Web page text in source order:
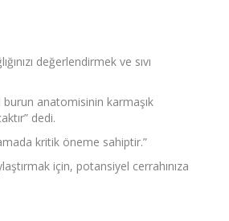
değerlendirmek ve sıvı
anatomisinin karmaşık
dedi.
kritik öneme sahiptir.”
için, potansiyel cerrahınıza